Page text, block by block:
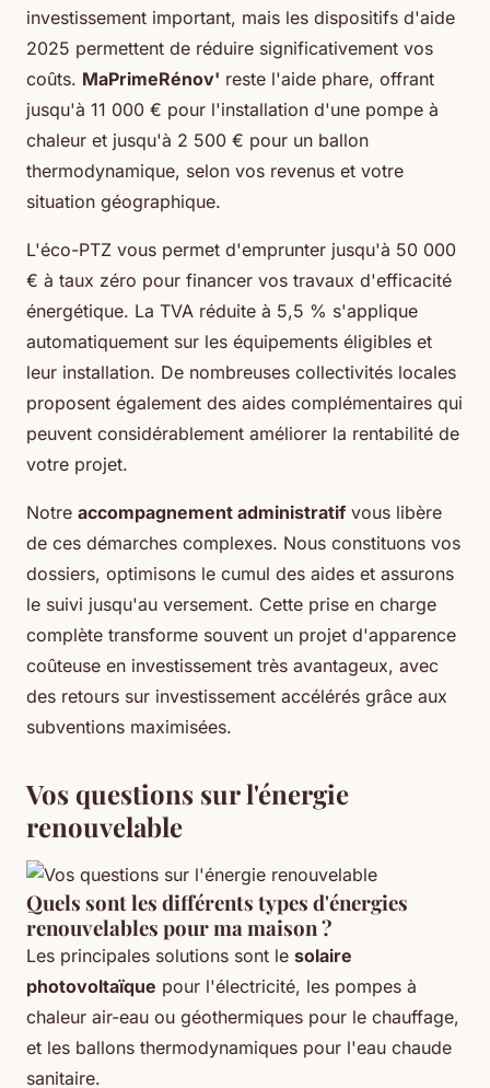
investissement important, mais les dispositifs d'aide
2025 permettent de réduire significativement vos
coûts. MaPrimeRénov' reste l'aide phare, offrant
jusqu'à 11 000 € pour l'installation d'une pompe à
chaleur et jusqu'à 2 500 € pour un ballon
thermodynamique, selon vos revenus et votre
situation géographique.
L'éco-PTZ vous permet d'emprunter jusqu'à 50 000
€ à taux zéro pour financer vos travaux d'efficacité
énergétique. La TVA réduite à 5,5 % s'applique
automatiquement sur les équipements éligibles et
leur installation. De nombreuses collectivités locales
proposent également des aides complémentaires qui
peuvent considérablement améliorer la rentabilité de
votre projet.
Notre accompagnement administratif vous libère
de ces démarches complexes. Nous constituons vos
dossiers, optimisons le cumul des aides et assurons
le suivi jusqu'au versement. Cette prise en charge
complète transforme souvent un projet d'apparence
coûteuse en investissement très avantageux, avec
des retours sur investissement accélérés grâce aux
subventions maximisées.
Vos questions sur l'énergie
renouvelable
Quels sont les différents types d'énergies
renouvelables pour ma maison ?
Les principales solutions sont le solaire
photovoltaïque pour l'électricité, les pompes à
chaleur air-eau ou géothermiques pour le chauffage,
et les ballons thermodynamiques pour l'eau chaude
sanitaire.